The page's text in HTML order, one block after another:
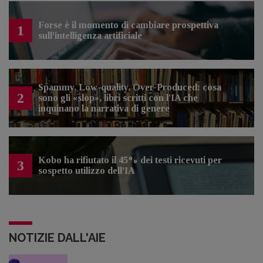
1
Forse è il momento di cambiare prospettiva
sull’intelligenza artificiale
2
Spammy, Low-quality, Over-Produced: cosa
sono gli «slop», libri scritti con l'IA che
inquinano la narrativa di genere
3
Kobo ha rifiutato il 45% dei testi ricevuti per
sospetto utilizzo dell’IA
NOTIZIE DALL'AIE